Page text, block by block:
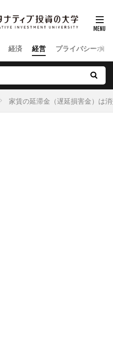
経済 経営 プライバシーポリ
家賃の延滞金（遅延損害金）は